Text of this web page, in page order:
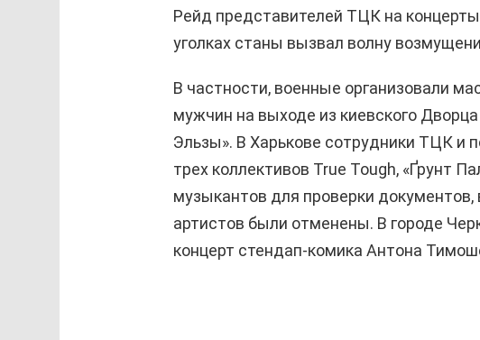
Рейд представителей ТЦК на
уголках станы вызвал волну
В частности, военные организовали
мужчин на выходе из киевского
Эльзы». В Харькове сотрудники ТЦК и
трех коллективов True Tough, «Ґрунт
музыкантов для проверки документов,
артистов были отменены. В городе
концерт стендап-комика Антона